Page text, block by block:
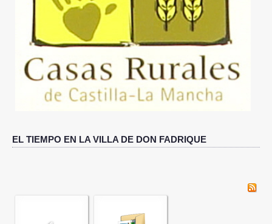
QUÉ VISITAR
IMÁGENES
ACTUALIDAD
CONTACTO
EL TIEMPO EN LA VILLA DE DON FADRIQUE